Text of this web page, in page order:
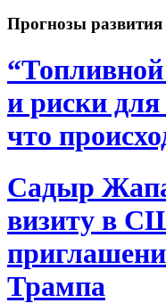
Прогнозы
“Топливной
и риски
что
Садыр
визиту в
Трампа